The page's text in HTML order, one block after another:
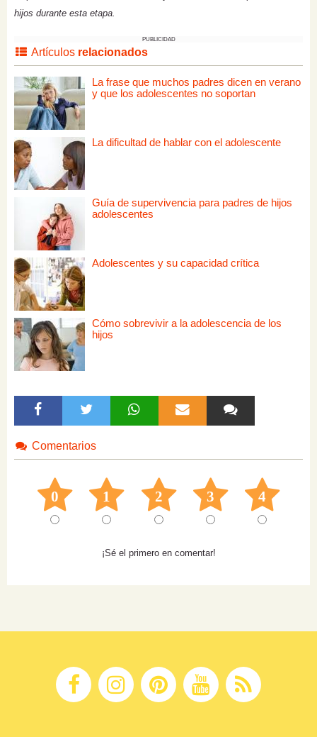
hijos durante esta etapa.
PUBLICIDAD
Artículos relacionados
La frase que muchos padres dicen en verano
y que los adolescentes no soportan
La dificultad de hablar con el adolescente
Guía de supervivencia para padres de hijos
adolescentes
Adolescentes y su capacidad crítica
Cómo sobrevivir a la adolescencia de los
hijos
Comentarios
0 1 2 3 4
¡Sé el primero en comentar!